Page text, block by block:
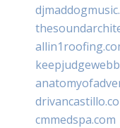
cmmedspa.com